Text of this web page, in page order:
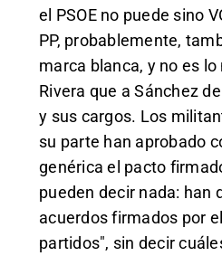
el PSOE no puede sino
PP, probablemente,
marca blanca, y no es
Rivera que a Sánchez
y sus cargos. Los
su parte han aprobado
genérica el pacto
pueden decir nada: han
acuerdos firmados por
partidos", sin decir